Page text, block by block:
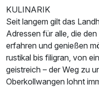
Zusatznächte
Für 3 Tage
KULINARIK
Seit langem gilt das
Adressen für alle, die
erfahren und genießen
rustikal bis filigran, von
geistreich – der Weg zu
Oberkollwangen lohnt